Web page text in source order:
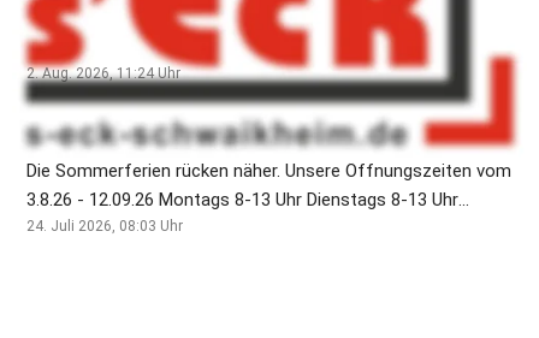
Bitte ab morgen den 3.8.26 - 12.9.26 unsere Sommerferien
Öffnungszeiten beachten !! Montags 8-13 Uhr Dienstags 8-
13 Uhr Mittwochs 15-18Uhr Donnerstags 8-13 Uhr Freitags
15-18 Uhr Samstags 8-13 Uhr
2. Aug. 2026, 11:24Uhr
Öffnungszeiten während der Sommerferien 2026! 🌞🏖️
Die Sommerferien rücken näher. Unsere Öffnungszeiten vom
3.8.26 - 12.09.26 Montags 8-13 Uhr Dienstags 8-13 Uhr
Mittwochs 15-18 Uhr Donnerstags 8-13 Uhr Freitags 15-18
24. Juli 2026, 08:03 Uhr